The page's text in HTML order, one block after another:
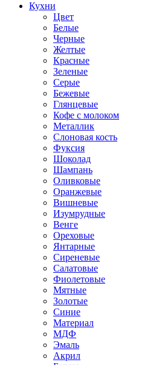
Кухни
Цвет
Белые
Черные
Желтые
Красные
Зеленые
Серые
Бежевые
Глянцевые
Кофе с молоком
Металлик
Слоновая кость
Фуксия
Шоколад
Шампань
Оливковые
Оранжевые
Вишневые
Изумрудные
Венге
Ореховые
Янтарные
Сиреневые
Салатовые
Фиолетовые
Мятные
Золотые
Синие
Материал
МДФ
Эмаль
Акрил